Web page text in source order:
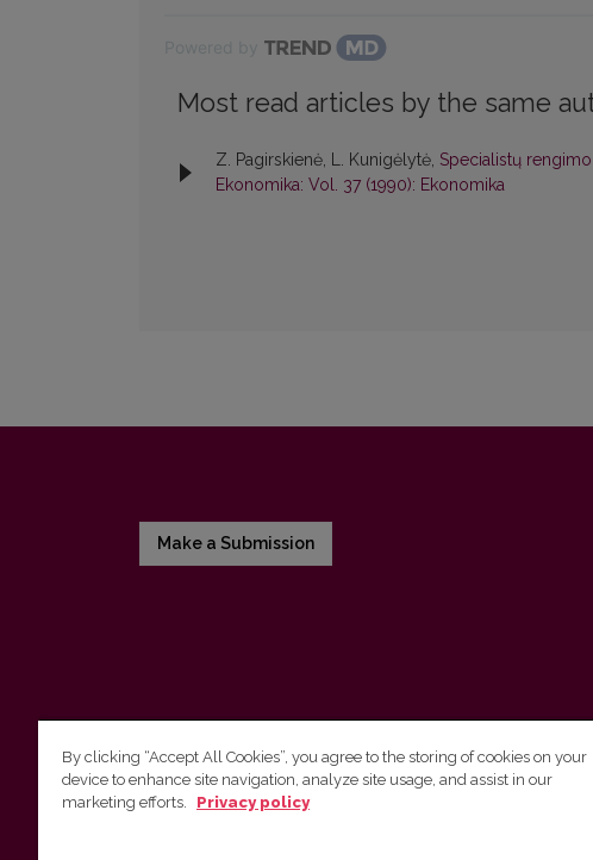
Most read articles by the same
Z. Pagirskienė, L. Kunigėlytė, Specialistų
Ekonomika: Vol. 37 (1990): Ekonomika
Make a Submission
Vilnius University Press
By clicking “Accept All Cookies”, you agree to the storing of cookies on your
device to enhance site navigation, analyze site usage, and assist in our
marketing efforts.
Privacy policy